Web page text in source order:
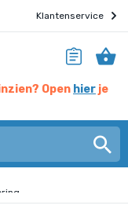
Klantenservice
Open hier je
voor jou